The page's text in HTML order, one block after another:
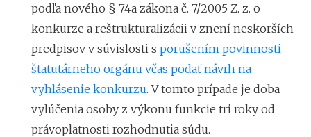
podľa nového § 74a zákona č. 7/2005 Z. z. o
konkurze a reštrukturalizácii v znení neskorších
predpisov v súvislosti s porušením povinnosti
štatutárneho orgánu včas podať návrh na
vyhlásenie konkurzu. V tomto prípade je doba
vylúčenia osoby z výkonu funkcie tri roky od
právoplatnosti rozhodnutia súdu.